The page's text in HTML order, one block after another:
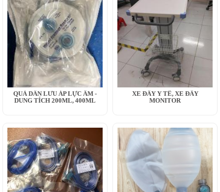
QUẢ DẪN LƯU ÁP LỰC ÂM -
DUNG TÍCH 200ML, 400ML
XE ĐẨY Y TẾ, XE ĐẨY
MONITOR